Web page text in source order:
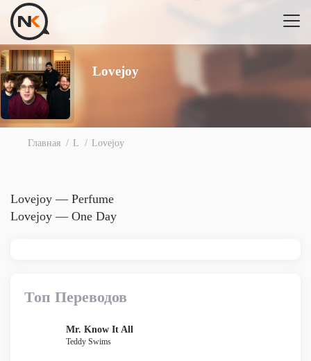
Lovejoy
Главная L Lovejoy
Lovejoy — Perfume
Lovejoy — One Day
Топ Переводов
Mr. Know It All
Teddy Swims